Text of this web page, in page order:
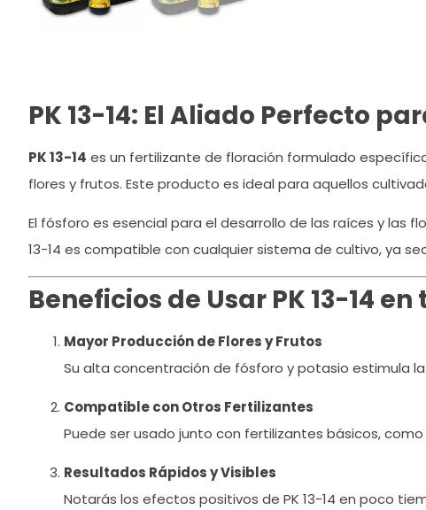
PK 13-14: El Aliado Perfecto
PK 13-14 es un fertilizante de floración formulado
flores y frutos. Este producto es ideal para aquellos
El fósforo es esencial para el desarrollo de las raíces y las
13-14 es compatible con cualquier sistema de cultivo, ya
Beneficios de Usar PK 13-14
Mayor Producción de Flores y Frutos
Su alta concentración de fósforo y potasio estimula
Compatible con Otros Fertilizantes
Puede ser usado junto con fertilizantes básicos, como
Resultados Rápidos y Visibles
Notarás los efectos positivos de PK 13-14 en poco